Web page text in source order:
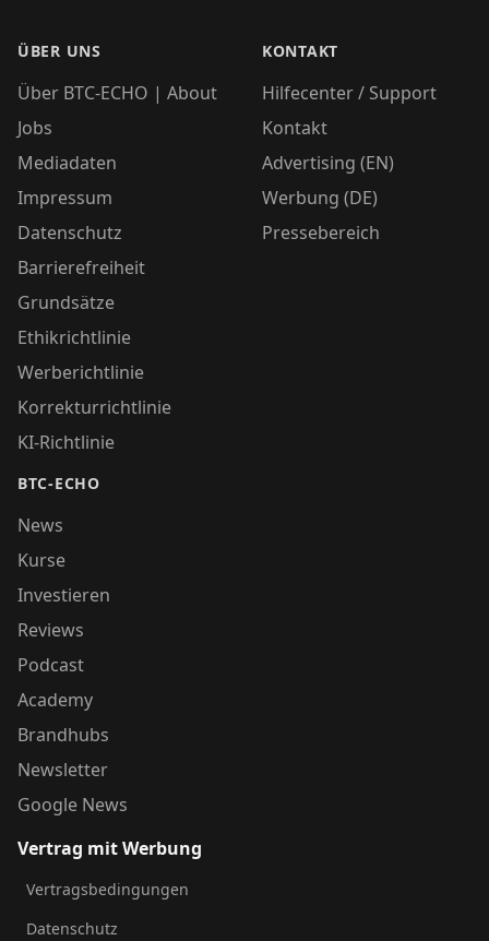
ÜBER UNS
Über BTC-ECHO | About
Jobs
Mediadaten
Impressum
Datenschutz
Barrierefreiheit
Grundsätze
Ethikrichtlinie
Werberichtlinie
Korrekturrichtlinie
KI-Richtlinie
BTC-ECHO
News
Kurse
Investieren
Reviews
Podcast
Academy
Brandhubs
Newsletter
Google News
KONTAKT
Hilfecenter / Support
Kontakt
Advertising (EN)
Werbung (DE)
Pressebereich
Vertrag mit Werbung
Vertragsbedingungen
Datenschutz